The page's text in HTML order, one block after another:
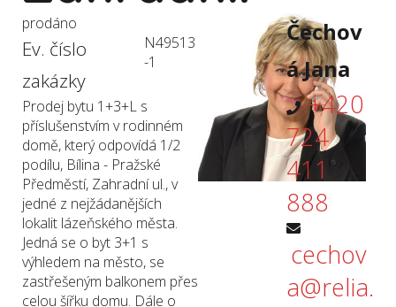
prodáno
Ev. číslo
zakázky
N49513
-1
Prodej bytu 1+3+L s
příslušenstvím v rodinném
domě, který odpovídá 1/2
podílu, Bílina - Pražské
Předměstí, Zahradní ul., v
jedné z nejžádanějších
lokalit lázeňského města.
Jedná se o byt 3+1 s
výhledem na město, se
zastřešeným balkonem přes
celou šířku domu. Dále o
Čechov
á Jana
+420
724
411
888
cechov
a@relia.